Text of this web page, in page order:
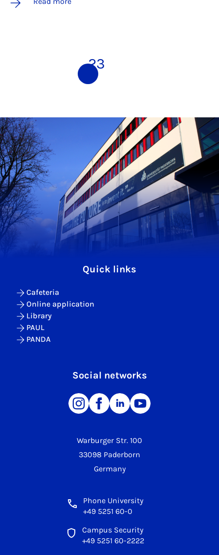
1 23
Warburger Str. 100
33098 Paderborn
Germany
Phone University
+49 5251 60-0
Campus Security
+49 5251 60-2222
Quick links
Cafeteria
Online application
Library
PAUL
PANDA
Social networks